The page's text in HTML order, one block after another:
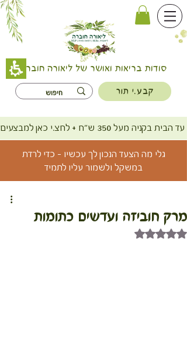
סודות בריאות ואושר של ליאורה חוברה
קבע.י תור
ש"ח + לחצ.י כאן למבצעים
גלי מה הצעד הנכון לך עכשיו - כדי לרדת
במשקל ולשמור עליו לתמיד
מרק חוביזה ועדשים כתומות
דירוג של NaN מתוך 5 כוכבים